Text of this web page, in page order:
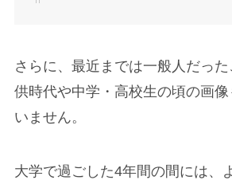
さらに、最近までは一般人だっ
供時代や中学・高校生の頃の画
いません。
大学で過ごした4年間の間には、